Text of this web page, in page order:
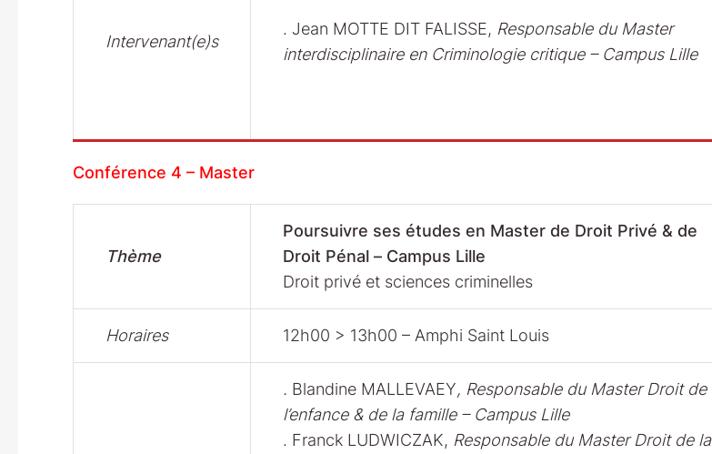
Intervenant(e)s
. Jean MOTTE DIT FALISSE, Responsable du Master
interdisciplinaire en Criminologie critique – Campus Lille
Conférence 4 – Master
Thème
Poursuivre ses études en Master de Droit Privé & de
Droit Pénal – Campus Lille
Droit privé et sciences criminelles
Horaires 12h00 > 13h00 – Amphi Saint Louis
. Blandine MALLEVAEY, Responsable du Master Droit de
l’enfance & de la famille – Campus Lille
. Franck LUDWICZAK, Responsable du Master Droit de la